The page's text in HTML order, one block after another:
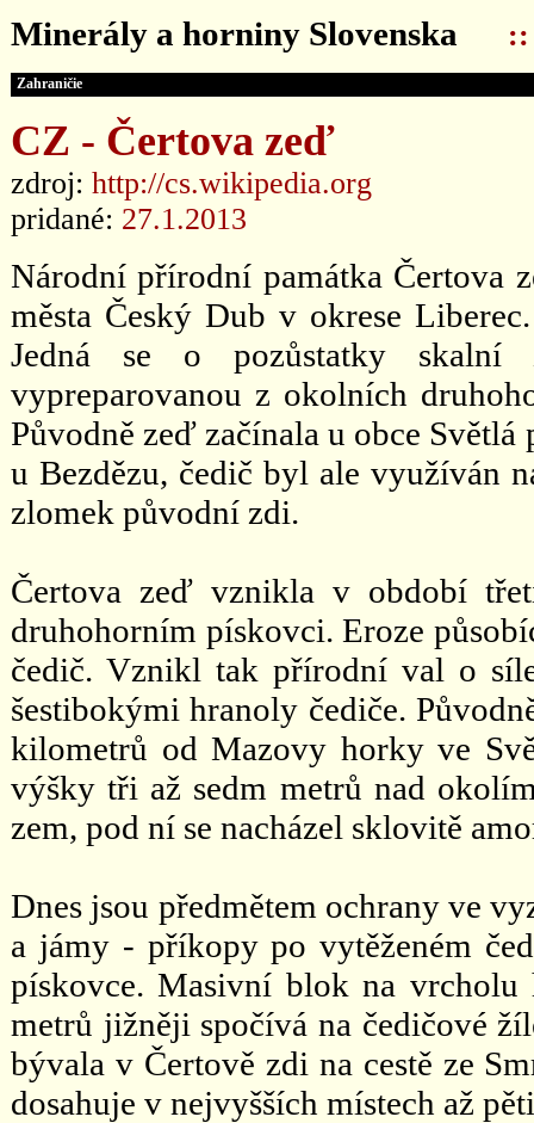
Minerály a horniny Slovenska ::
Zahraničie
CZ - Čertova zeď
zdroj: http://cs.wikipedia.org
pridané: 27.1.2013
Národní přírodní památka Čertova
města Český Dub v okrese
Jedná se o pozůstatky skalní
vypreparovanou z okolních
Původně zeď začínala u obce
u Bezdězu, čedič byl ale využíván
zlomek původní zdi.
Čertova zeď vznikla v období
druhohorním pískovci. Eroze
čedič. Vznikl tak přírodní val o
šestibokými hranoly čediče.
kilometrů od Mazovy horky ve
výšky tři až sedm metrů nad
zem, pod ní se nacházel sklovitě
Dnes jsou předmětem ochrany ve
a jámy - příkopy po vytěženém
pískovce. Masivní blok na vrcholu
metrů jižněji spočívá na čedičové
bývala v Čertově zdi na cestě ze
dosahuje v nejvyšších místech až